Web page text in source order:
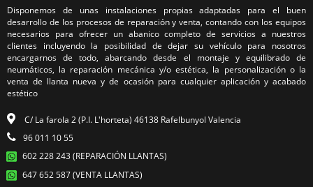
Disponemos de unas instalaciones propias adaptadas para el buen
desarrollo de los procesos de reparación y venta, contando con los equipos
necesarios para ofrecer un abanico completo de servicios a nuestros
clientes incluyendo la posibilidad de dejar su vehículo para nosotros
encargarnos de todo, abarcando desde el montaje y equilibrado de
neumáticos, la reparación mecánica y/o estética, la personalización o la
venta de llanta nueva y de ocasión para cualquier aplicación y acabado
estético
C/ La farola 2 (P.I. L'horteta) 46138 Rafelbunyol Valencia
96 011 10 55
602 228 243 (REPARACIÓN LLANTAS)
647 652 587 (VENTA LLANTAS)